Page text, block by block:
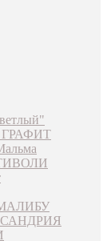
ГРАФИТ
ТИВОЛИ
МАЛИБУ